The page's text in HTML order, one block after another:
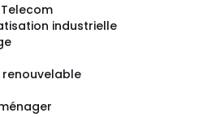
industrielle
renouvelable